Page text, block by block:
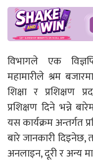
विभागले एक
महामारीले श्रम
शिक्षा र प्रशिक्षण
प्रशिक्षण दिने भन्ने
यस कार्यक्रम अन्तर्गत
बारे जानकारी दिइनेछ,
अनलाइन, दूरी र अन्य